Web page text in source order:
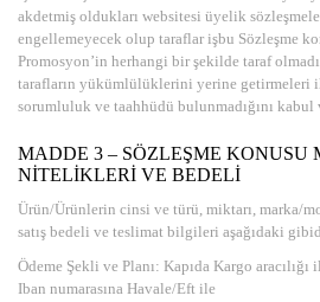
akdetmiş oldukları websitesi üyelik
engellemeyecek olup taraflar işbu Sözleşme
Promosyon’in herhangi bir şekilde taraf
tarafların yükümlülüklerini yerine
sorumluluk ve taahhüdü bulunmadığını kabul
MADDE 3 – SÖZLEŞME KONUSU
NİTELİKLERİ VE BEDELİ
Ürün/Ürünlerin cinsi ve türü, miktarı, marka/
satış bedeli ve teslimat bilgileri aşağıdaki
Ödeme Şekli ve Planı: Kapıda Kargo
Iban numarasına Havale/Eft ile